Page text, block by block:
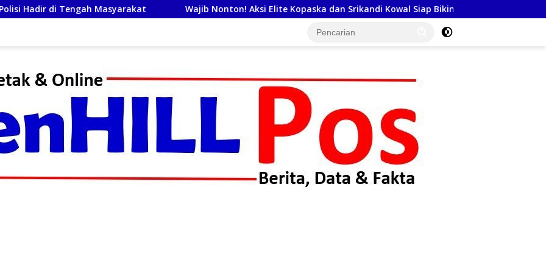
Wajib Nonton! Aksi Elite Kopaska dan Srikandi Kowal Siap Bikin Warga Makassar Terpukau